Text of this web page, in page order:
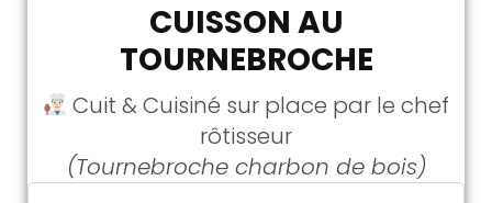
CUISSON AU
TOURNEBROCHE
Cuit & Cuisiné sur place par le chef
rôtisseur
(Tournebroche charbon de bois)